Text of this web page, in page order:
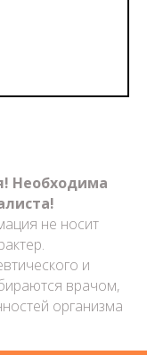
Необходима
не носит
и
врачом,
организма